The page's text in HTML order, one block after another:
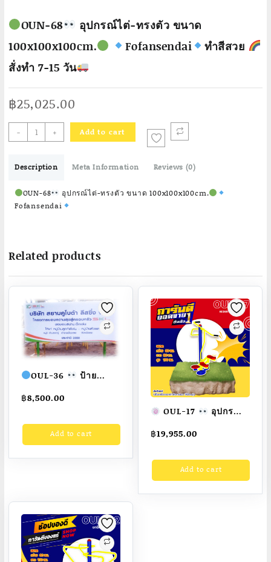
OUN-68
อุปกรณ์ไต่-ทรงตัว ขนาด
100x100x100cm.
Fofansendai
ทำสีสวย
สั่งทำ 7-15 วัน
฿25,025.00
-
OUN-
ไต่-
ทรงตัว
สี
สวย
สั่ง
ทำ
7-
วัน
+ Add to cart
Description Meta Information Reviews (0)
OUN-68
อุปกรณ์ไต่-ทรงตัว ขนาด 100x100x100cm.
Fofansendai
Related products
OUL-36
ป้าย
เสาเหล็กขนาด 2 นิ้ว
เกอร์ พิมพ์ระบบอิ๊งเจ็ท
฿8,500.00
Add to cart
OUL-17
อุปกรณ์
เครื่องออกกำลังกาย
กลางแจ้งผู้ใหญ่
ขนาด 60x80x170cm.
฿19,955.00
Add to cart